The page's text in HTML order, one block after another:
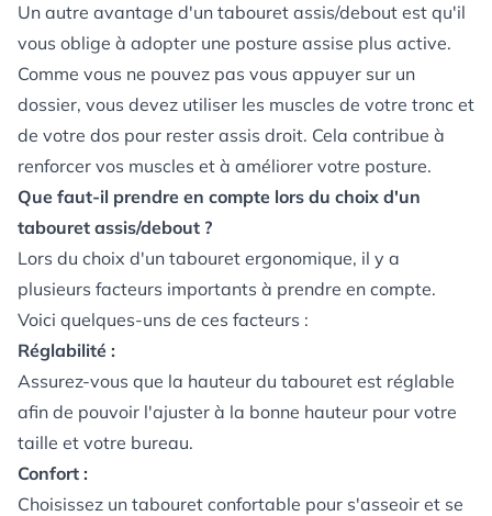
Un autre avantage d'un tabouret assis/debout est qu'il
vous oblige à adopter une posture assise plus active.
Comme vous ne pouvez pas vous appuyer sur un
dossier, vous devez utiliser les muscles de votre tronc et
de votre dos pour rester assis droit. Cela contribue à
renforcer vos muscles et à améliorer votre posture.
Que faut-il prendre en compte lors du choix d'un
tabouret assis/debout ?
Lors du choix d'un tabouret ergonomique, il y a
plusieurs facteurs importants à prendre en compte.
Voici quelques-uns de ces facteurs :
Réglabilité :
Assurez-vous que la hauteur du tabouret est réglable
afin de pouvoir l'ajuster à la bonne hauteur pour votre
taille et votre bureau.
Confort :
Choisissez un tabouret confortable pour s'asseoir et se